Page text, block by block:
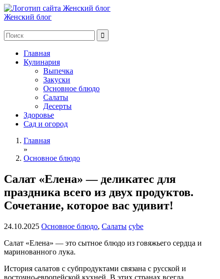
Женский блог
Главная
Кулинария
Выпечка
Закуски
Основное блюдо
Салаты
Десерты
Здоровье
Сад и огород
Главная
»
Основное блюдо
Салат «Елена» — деликатес для
праздника всего из двух продуктов.
Сочетание, которое вас удивит!
24.10.2025 Основное блюдо, Салаты cybe
Салат «Елена» — это сытное блюдо из говяжьего сердца и
маринованного лука.
История салатов с субпродуктами связана с русской и
восточно-европейской кухней. В этих странах всегда